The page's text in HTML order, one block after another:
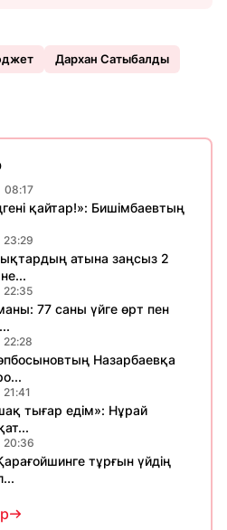
Дархан Сатыбалды
08:17
қайтар!»: Бишімбаевтың
23:29
атына заңсыз 2
22:35
77 саны үйге өрт пен
22:28
Назарбаевқа
21:41
тығар едім»: Нұрай
20:36
тұрғын үйдің